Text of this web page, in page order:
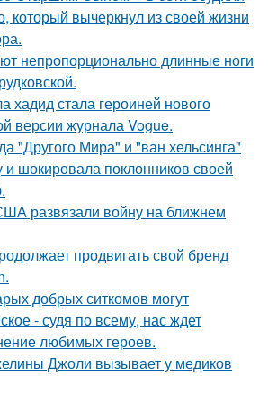
который вычеркнул из своей жизни
непропорционально длинные ноги
хадид стала героиней нового
версии журнала Vogue.
"Другого Мира" и "ван хельсинга"
шокировала поклонников своей
развязали войну на ближнем
продвигать свой бренд
добрых ситкомов могут
- судя по всему, нас ждет
любимых героев.
Джоли вызывает у медиков